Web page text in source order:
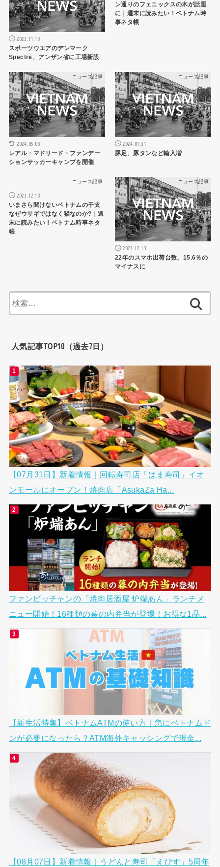
2023.11.13
スポーツウエアのデンマーク
Spectre、アンザン省に工場新設
ン通りのフェニックスの木が話題
に｜週末に読みたい！ベトナム時
事ネタ帳
ニュース記事
2024.05.03
レアル・マドリード・ファンデー
ションサッカーキャンプを開催
ニュース記事
2024.01.31
豚足、豚タンなど輸入増
ニュース記事
2023.12.13
いまさら聞けないベトナムの干支
なぜウサギではなく猫なのか?｜週
末に読みたい！ベトナム時事ネタ
帳
ニュース記事
2023.12.13
22年のスマホ出荷台数、15.6％の
マイナスに
索:
人気記事TOP10（過去7日）
【07月31日】新着情報｜回転寿司店「はま寿司」イオ
ンモールにオープン！焼肉店「AsukaZa Ha...
ファンビッチャンの「焼肉居酒屋 炉端あん」ランチメ
ニュー開始！16種類の幕の内弁当が登場！お得な1品...
【新生活特集】ベトナムATMの使い方｜急にベトナムド
ンが必要になったら？ATM海外キャッシングで現金...
【08月07日】新着情報｜うどんと寿司「えびす」5周年